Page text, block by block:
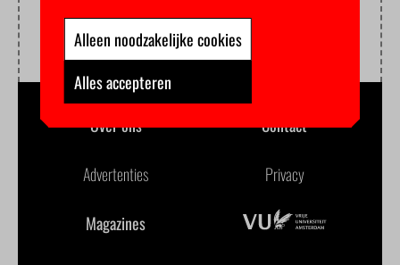
Over ons Contact
Advertenties Privacy
Magazines
Alleen noodzakelijke cookies
Alles accepteren